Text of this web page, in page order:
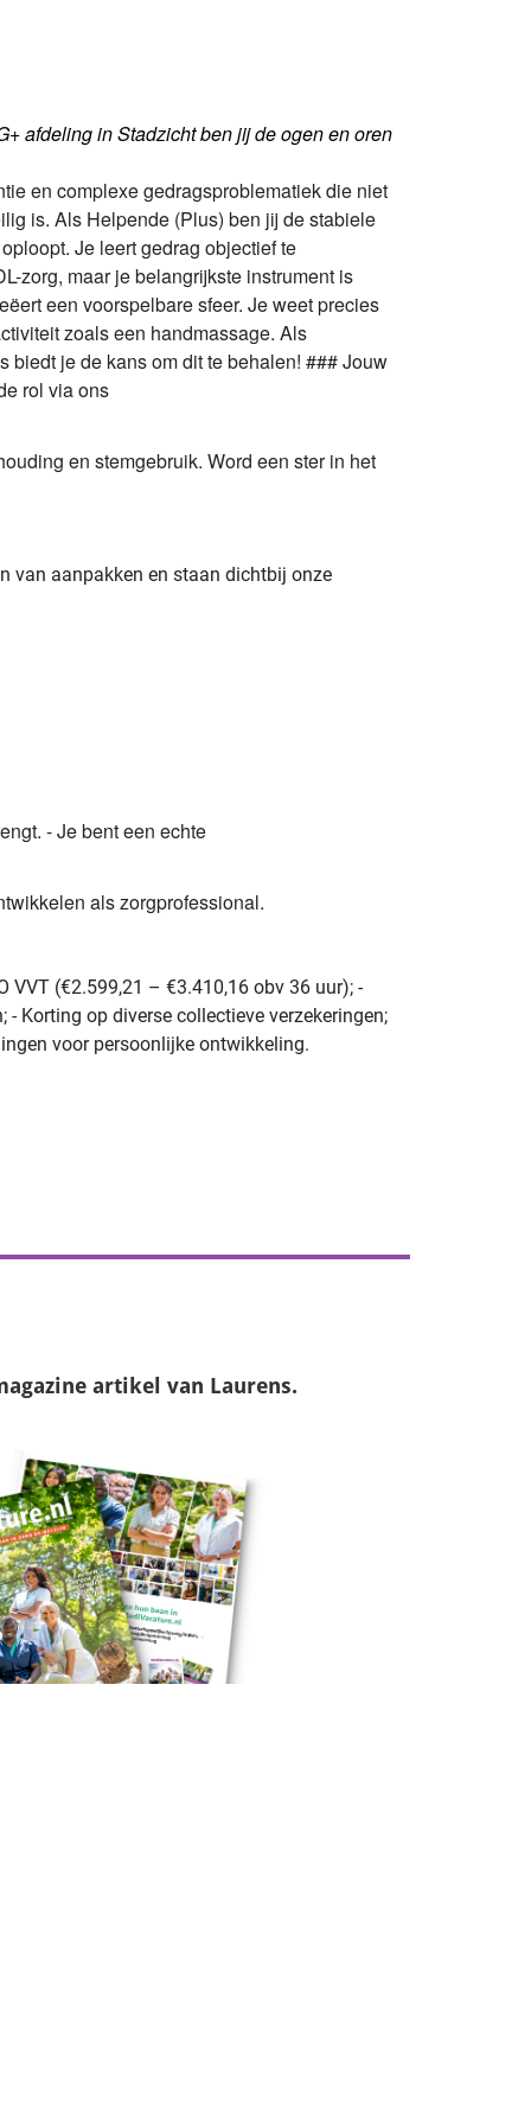
afdeling in Stadzicht ben jij de ogen en oren
en complexe gedragsproblematiek die niet
is. Als Helpende (Plus) ben jij de stabiele
Je leert gedrag objectief te
zorg, maar je belangrijkste instrument is
een voorspelbare sfeer. Je weet precies
zoals een handmassage. Als
biedt je de kans om dit te behalen! ### Jouw
rol via ons
en stemgebruik. Word een ster in het
van aanpakken en staan dichtbij onze
- Je bent een echte
als zorgprofessional.
VVT (€2.599,21 – €3.410,16 obv 36 uur); -
Korting op diverse collectieve verzekeringen;
voor persoonlijke ontwikkeling.
artikel van Laurens.